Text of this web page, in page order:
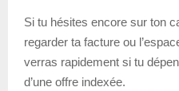
Si tu hésites encore sur ton
regarder ta facture ou
verras rapidement si tu
d’une offre indexée.